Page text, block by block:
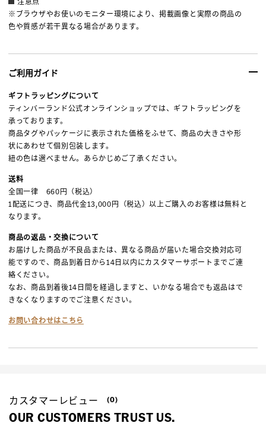
※ブラウザやお使いのモニター環境により、掲載画像と実際の商品の
色や質感が若干異なる場合があります。
ご利用ガイド
ギフトラッピングについて
ティンバーランド公式オンラインショップでは、ギフトラッピングを
承っております。
商品タグやパッケージに表示された価格をふせて、商品の大きさや形
状にあわせて個別包装します。
紐の色は選べません。あらかじめご了承ください。
送料
全国一律 660円（税込）
1配送につき、商品代金13,000円（税込）以上ご購入のお客様は無料と
なります。
商品の返品・交換について
お届けした商品が不良品または、異なる商品が届いた場合交換対応可
能ですので、商品到着日から14日以内にカスタマーサポートまでご連
絡ください。
なお、商品到着後14日間を経過しますと、いかなる場合でも返品はで
きなくなりますのでご注意ください。
お問い合わせはこちら
カスタマーレビュー (0)
OUR CUSTOMERS TRUST US.